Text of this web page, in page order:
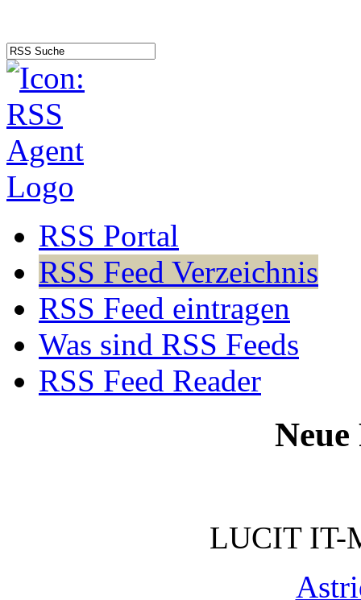
RSS Portal
RSS Feed Verzeichnis
RSS Feed eintragen
Was sind RSS Feeds
RSS Feed Reader
Neue
LUCIT IT-